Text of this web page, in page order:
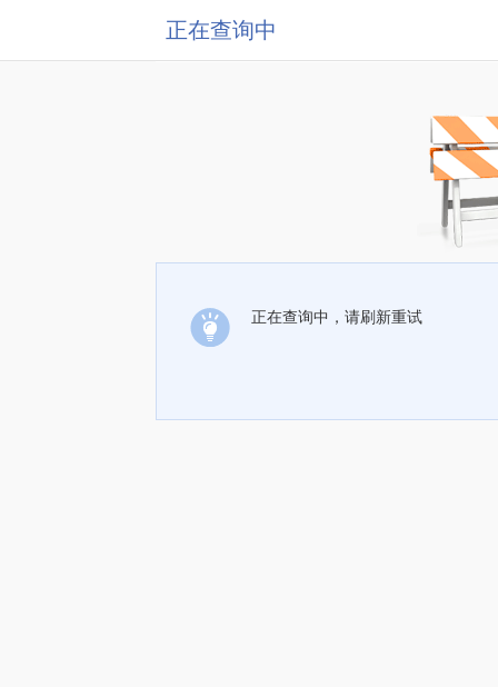
正在查询中
正在查询中，请刷新重试